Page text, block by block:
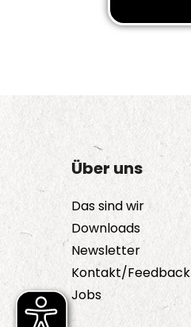
Über uns
Das sind wir
Downloads
Newsletter
Kontakt/Feedback
Jobs